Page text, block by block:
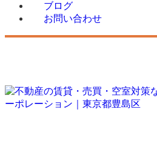
ブログ
お問い合わせ